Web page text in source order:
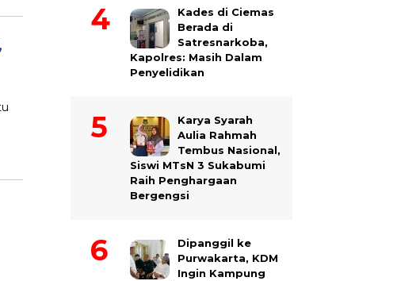
Kades di Ciemas
Berada di
Satresnarkoba,
Kapolres: Masih Dalam
Penyelidikan
Karya Syarah
Aulia Rahmah
Tembus Nasional,
Siswi MTsN 3 Sukabumi
Raih Penghargaan
Bergengsi
Dipanggil ke
Purwakarta, KDM
Ingin Kampung